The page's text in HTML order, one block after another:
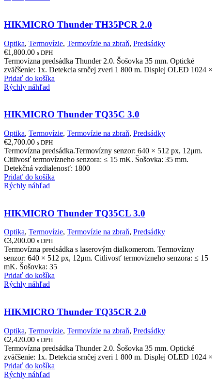
HIKMICRO Thunder TH35PCR 2.0
Optika, Termovízie, Termovízie na zbraň, Predsádky
€1,800.00 s DPH
Termovízna predsádka Thunder 2.0. Šošovka 35 mm. Optické
zväčšenie: 1x. Detekcia srnčej zveri 1 800 m. Displej OLED 1024 ×
Pridať do košíka
Rýchly náhľad
HIKMICRO Thunder TQ35C 3.0
Optika, Termovízie, Termovízie na zbraň, Predsádky
€2,700.00 s DPH
Termovízna predsádka.Termovízny senzor: 640 × 512 px, 12μm.
Citlivosť termovízneho senzora: ≤ 15 mK. Šošovka: 35 mm.
Detekčná vzdialenosť: 1800
Pridať do košíka
Rýchly náhľad
HIKMICRO Thunder TQ35CL 3.0
Optika, Termovízie, Termovízie na zbraň, Predsádky
€3,200.00 s DPH
Termovízna predsádka s laserovým dialkomerom. Termovízny
senzor: 640 × 512 px, 12μm. Citlivosť termovízneho senzora: ≤ 15
mK. Šošovka: 35
Pridať do košíka
Rýchly náhľad
HIKMICRO Thunder TQ35CR 2.0
Optika, Termovízie, Termovízie na zbraň, Predsádky
€2,420.00 s DPH
Termovízna predsádka Thunder 2.0. Šošovka 35 mm. Optické
zväčšenie: 1x. Detekcia srnčej zveri 1 800 m. Displej OLED 1024 ×
Pridať do košíka
Rýchly náhľad